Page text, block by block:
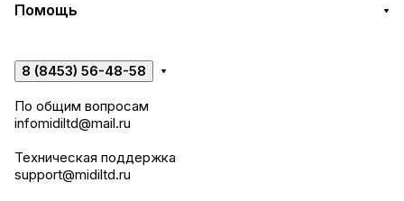
Помощь
8 (8453) 56-48-58
По общим вопросам
infomidiltd@mail.ru
Техническая поддержка
support@midiltd.ru